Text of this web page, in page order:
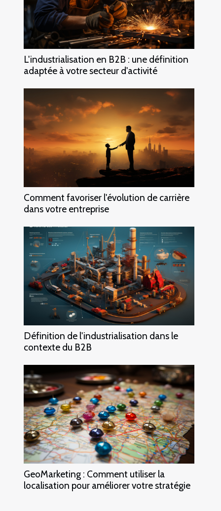
L'industrialisation en B2B : une définition
adaptée à votre secteur d'activité
Comment favoriser l'évolution de carrière
dans votre entreprise
Définition de l'industrialisation dans le
contexte du B2B
GeoMarketing : Comment utiliser la
localisation pour améliorer votre stratégie